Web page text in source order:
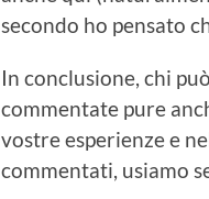
secondo ho pensato
In conclusione, chi
commentate pure
vostre esperienze e
commentati, usiamo